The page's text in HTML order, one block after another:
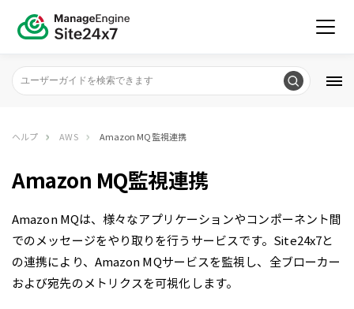
ヘルプ AWS Amazon MQ監視連携
Amazon MQ監視連携
Amazon MQは、様々なアプリケーションやコンポーネント間
でのメッセージをやり取りを行うサービスです。Site24x7と
の連携により、Amazon MQサービスを監視し、全ブローカー
および宛先のメトリクスを可視化します。